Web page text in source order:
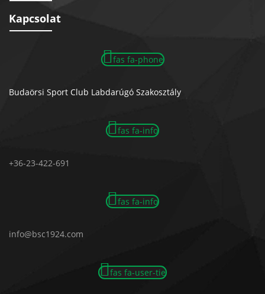
Kapcsolat
fas fa-phone
Budaörsi Sport Club Labdarúgó Szakosztály
fas fa-info
+36-23-422-691
fas fa-info
info@bsc1924.com
fas fa-user-tie